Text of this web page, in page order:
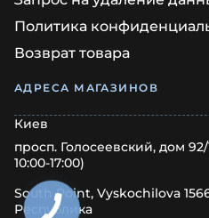
Политика
Возврат товара
АДРЕСА МАГАЗИНОВ
Киев
просп. Голосеевский, дом
10:00-17:00)
South Point, Vyskochilova
Республика